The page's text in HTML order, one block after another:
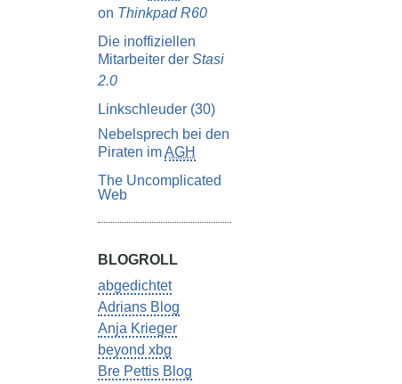
on Thinkpad R60
Die inoffiziellen
Mitarbeiter derStasi
2.0
Linkschleuder (30)
Nebelsprech bei den
Piraten imAGH
The Uncomplicated
Web
BLOGROLL
abgedichtet
Adrians Blog
Anja Krieger
beyond xbg
Bre Pettis Blog